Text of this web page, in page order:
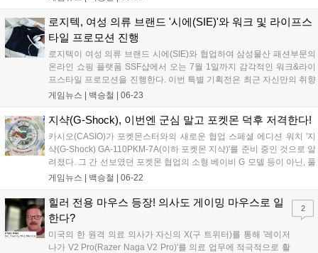
작업 및 그래픽 출력 환경을 개선한 것이 특징이다. 에이수스는 엑스퍼
트북 울트라를 비롯한 신규 라인업을 공식 스토어 및 주요 오픈마켓을
통해 당일부터 본격적인 판매에 돌입한다고 밝혔다....
로지텍, 여성 의류 브랜드 '시에(SIE)'와 워크 및 라이프스
타일 프로모션 진행
로지텍이 여성 의류 브랜드 시에(SIE)와 협업하여 삼성물산 패션부문의
온라인 쇼핑 플랫폼 SSF샵에서 오는 7월 1일까지 감각적인 워크&라이
프스타일 프로모션을 진행한다. 이번 특별 기획전은 최근 자신만의 취향
으로 업무 공간을 꾸미는 소비자를 위해 마련되었으며, 로지텍의 대표
한 생산성 제품을 최대 28% 할인된 혜택으로 선보인다....
게임뉴스 | 백승철 | 06-23
지샥(G-Shock), 이번엔 군심 말고 포켓몬 덕후 저격한다!
카시오(CASIO)가 포켓몬스터와의 새로운 협업 스페셜 에디션 워치 '지
샥(G-Shock) GA-110PKM-7A(이하 포켓몬 지샥)'를 준비 중인 것으로 알
려졌다. 그 간 선보였던 포켓몬 협업의 소형 베이비 G 모델 등이 아닌, 풀
사이즈 지샥이라는 점에서 의미 있다. 반투명한 레진 소재의 GA-100 케
형상화한 미니 다이얼이 돋보이는 디자인을 갖추고 있다. 우측 3시 방향
의 초창기 포켓몬 로고, 그 외에 시계를 둘러싸고 있는 전체적인 빨간색,
파란색, 초록색의 텍스트는 포켓몬스터 게임 시리즈의 초창기를 상징하
는 적, 녹, 청의 색감으로 구성되어 있다....
게임뉴스 | 백승철 | 06-22
힐러 전용 마우스 등장! 의사도 게이밍 마우스로 일
한다?
미국의 한 원격 의료 의사가 자신의 X(구 트위터)를 통해 '레이저
나가 V2 Pro(Razer Naga V2 Pro)'를 의료 업무에 적극적으로 활
2